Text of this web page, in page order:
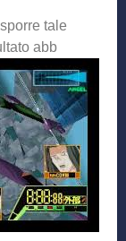
tale
abb